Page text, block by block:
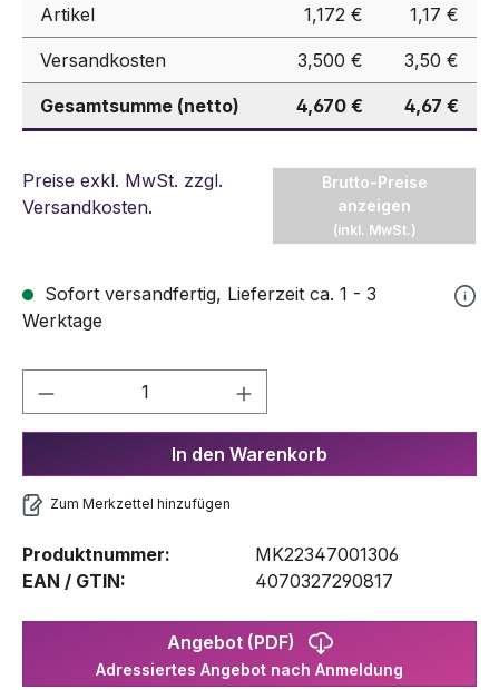
Artikel 1,172 € 1,17 €
Versandkosten 3,500 € 3,50 €
Gesamtsumme (netto) 4,670 € 4,67 €
Preise exkl. MwSt. zzgl.
Versandkosten.
Brutto-Preise
anzeigen
(inkl. MwSt.)
Sofort versandfertig, Lieferzeit ca. 1 - 3
Werktage
Produkt Anzahl: Gib den
In den Warenkorb
Zum Merkzettel hinzufügen
Produktnummer:
MK22347001306
EAN / GTIN:
4070327290817
Angebot (PDF)
Adressiertes Angebot nach Anmeldung